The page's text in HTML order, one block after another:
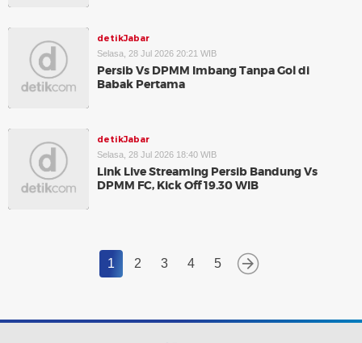
detikJabar
Selasa, 28 Jul 2026 20:21 WIB
Persib Vs DPMM Imbang Tanpa Gol di
Babak Pertama
detikJabar
Selasa, 28 Jul 2026 18:40 WIB
Link Live Streaming Persib Bandung Vs
DPMM FC, Kick Off 19.30 WIB
1 2 3 4 5